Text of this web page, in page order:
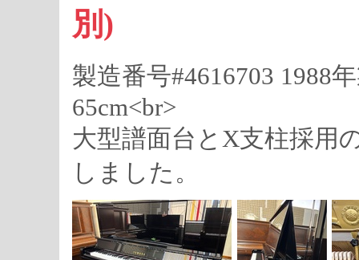
別)
製造番号#4616703 1988
65cm<br>
大型譜面台とX支柱採用
しました。